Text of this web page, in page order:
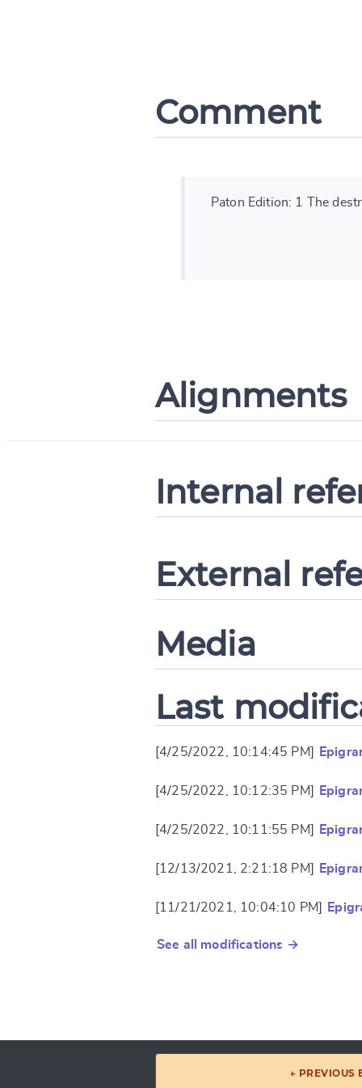
Comment
Paton Edition: 1 The
Alignments
Internal
External
Media
Last
[4/25/2022, 10:14:45 PM]
[4/25/2022, 10:12:35 PM]
[4/25/2022, 10:11:55 PM]
[12/13/2021, 2:21:18 PM]
[11/21/2021, 10:04:10 PM]
See all modifications →
← PREVIOUS